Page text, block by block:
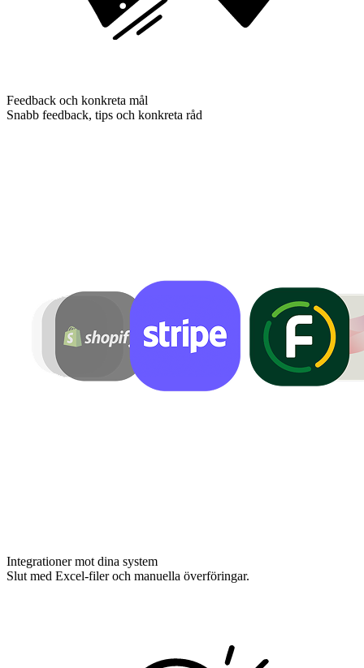
Feedback och konkreta mål
Snabb feedback, tips och konkreta råd
Integrationer mot dina system
Slut med Excel-filer och manuella överföringar.